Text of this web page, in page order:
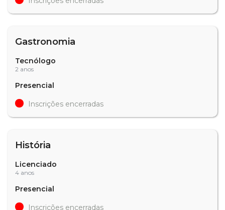
Gastronomia
Tecnólogo
2 anos
Presencial
Inscrições encerradas
História
Licenciado
4 anos
Presencial
Inscrições encerradas